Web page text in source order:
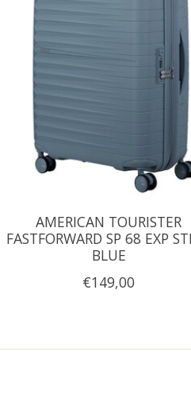
AMERICAN TOURISTER
FASTFORWARD SP 68 EXP
BLUE
€149,00